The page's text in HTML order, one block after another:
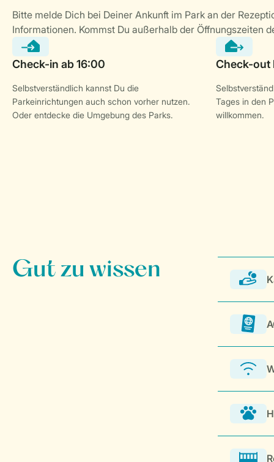
Selbstverständlich kannst Du die
Parkeinrichtungen auch schon vorher nutzen.
Oder entdecke die Umgebung des Parks.
Tages in den
willkommen.